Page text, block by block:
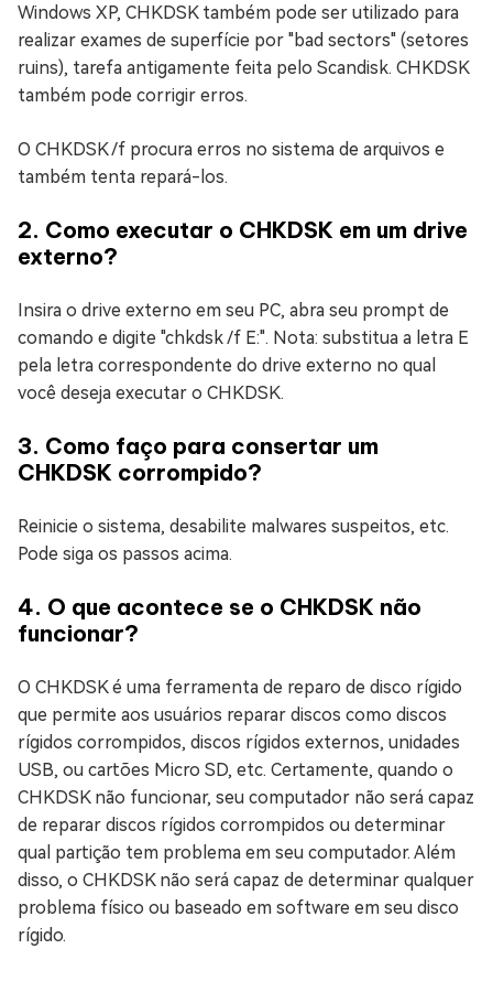
Windows XP, CHKDSK também pode ser utilizado para
realizar exames de superfície por "bad sectors" (setores
ruins), tarefa antigamente feita pelo Scandisk. CHKDSK
também pode corrigir erros.
O CHKDSK /f procura erros no sistema de arquivos e
também tenta repará-los.
2. Como executar o CHKDSK em um drive
externo?
Insira o drive externo em seu PC, abra seu prompt de
comando e digite "chkdsk /f E:". Nota: substitua a letra E
pela letra correspondente do drive externo no qual
você deseja executar o CHKDSK.
3. Como faço para consertar um
CHKDSK corrompido?
Reinicie o sistema, desabilite malwares suspeitos, etc.
Pode siga os passos acima.
4. O que acontece se o CHKDSK não
funcionar?
O CHKDSK é uma ferramenta de reparo de disco rígido
que permite aos usuários reparar discos como discos
rígidos corrompidos, discos rígidos externos, unidades
USB, ou cartões Micro SD, etc. Certamente, quando o
CHKDSK não funcionar, seu computador não será capaz
de reparar discos rígidos corrompidos ou determinar
qual partição tem problema em seu computador. Além
disso, o CHKDSK não será capaz de determinar qualquer
problema físico ou baseado em software em seu disco
rígido.